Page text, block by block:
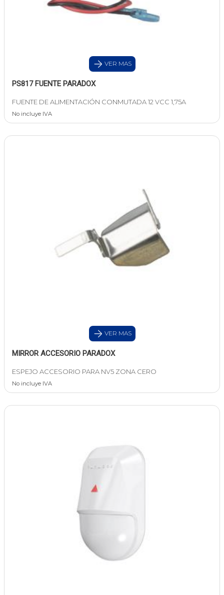
VER MAS
PS817 FUENTE PARADOX
FUENTE DE ALIMENTACIÓN CONMUTADA 12 VCC 1,75A
No incluye IVA
VER MAS
MIRROR ACCESORIO PARADOX
ESPEJO ACCESORIO PARA NV5 ZONA CERO
No incluye IVA